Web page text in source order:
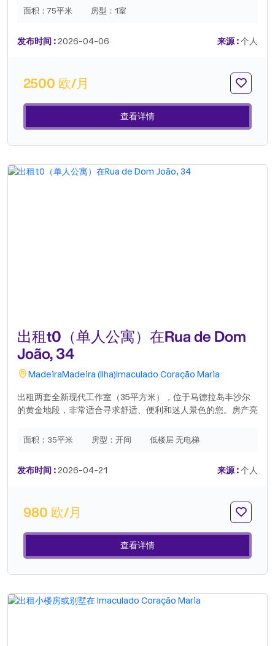
光、户外用餐或仅仅是放松身心。室内您会发现：• 舒适的客厅
的浴室• 阁楼配有一张1.80米的双人床，营造出宽敞舒适的空间
功能齐全的空间，可立即入住，所有细节都经过精心考虑，以实
现实用舒适的入住体验非常适合那些寻求高质量、舒适且温馨氛
围的临时解决方案的人。如需更多信息或安排参观，请联系我
面积： 75平米 房型： 1室
发布时间 :2026-04-06 来源 :个人
2500 欧/月
查看详情
出租t0（单人公寓）在Rua de Dom
João, 34
MadeiraMadeira (Ilha)Imaculado Coração Maria
出租两套全新现代工作室（35平方米），位于马德拉岛丰沙尔
的黄金地段，非常适合寻求舒适、便利和迷人景色的您。房产亮
5 至 10 分钟步行路程。景观：可欣赏丰沙尔湾的壮丽全景，视
互联网（月底无意外费用！）。合同期限：最短 4 个月，最长
面积： 35平米 房型： 开间 低楼层 无电梯
发布时间 :2026-04-21 来源 :个人
980 欧/月
查看详情